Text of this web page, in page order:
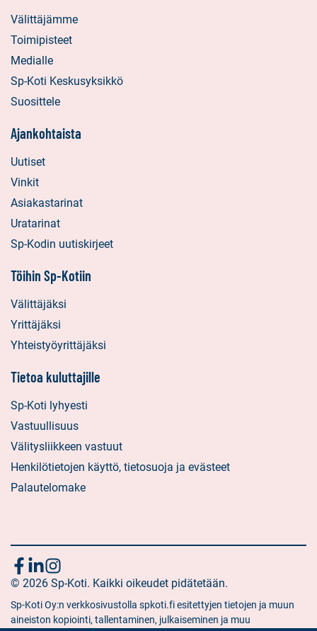
Välittäjämme
Toimipisteet
Medialle
Sp-Koti Keskusyksikkö
Suosittele
Ajankohtaista
Uutiset
Vinkit
Asiakastarinat
Uratarinat
Sp-Kodin uutiskirjeet
Töihin Sp-Kotiin
Välittäjäksi
Yrittäjäksi
Yhteistyöyrittäjäksi
Tietoa kuluttajille
Sp-Koti lyhyesti
Vastuullisuus
Välitysliikkeen vastuut
Henkilötietojen käyttö, tietosuoja ja evästeet
Palautelomake
Seuraa
meitä
Sosiaalinen
media:
facebook
Sosiaalinen
media:
linkedin
Sosiaalinen
media:
instagram
© 2026 Sp-Koti. Kaikki oikeudet pidätetään.
Sp-Koti Oy:n verkkosivustolla spkoti.fi esitettyjen tietojen ja muun
aineiston kopiointi, tallentaminen, julkaiseminen ja muu